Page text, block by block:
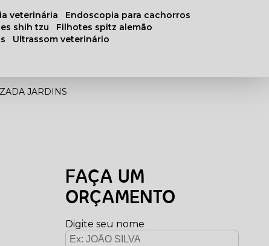
veterinária
endoscopia para cachorros
shih tzu
filhotes spitz alemão
ultrassom veterinário
JARDINS
FAÇA UM
ORÇAMENTO
Digite seu nome